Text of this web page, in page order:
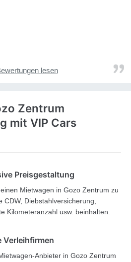
lesen
Zentrum
mit VIP Cars
Preisgestaltung
Mietwagen in Gozo Zentrum zu
CDW, Diebstahlversicherung,
Kilometeranzahl usw. beinhalten.
Verleihfirmen
Anbieter in Gozo Zentrum